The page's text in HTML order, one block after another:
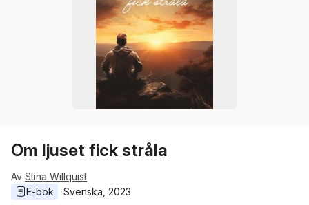
Om ljuset fick stråla
Av Stina Willquist
E-bok
Svenska 2023